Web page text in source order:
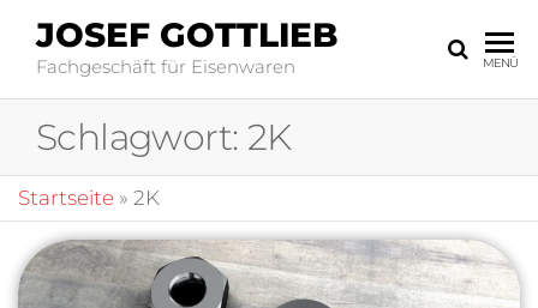
JOSEF GOTTLIEB
Fachgeschäft für Eisenwaren MENÜ
Schlagwort: 2K
Startseite » 2K